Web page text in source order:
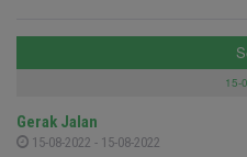
15-
Gerak Jalan
15-08-2022 - 15-08-2022